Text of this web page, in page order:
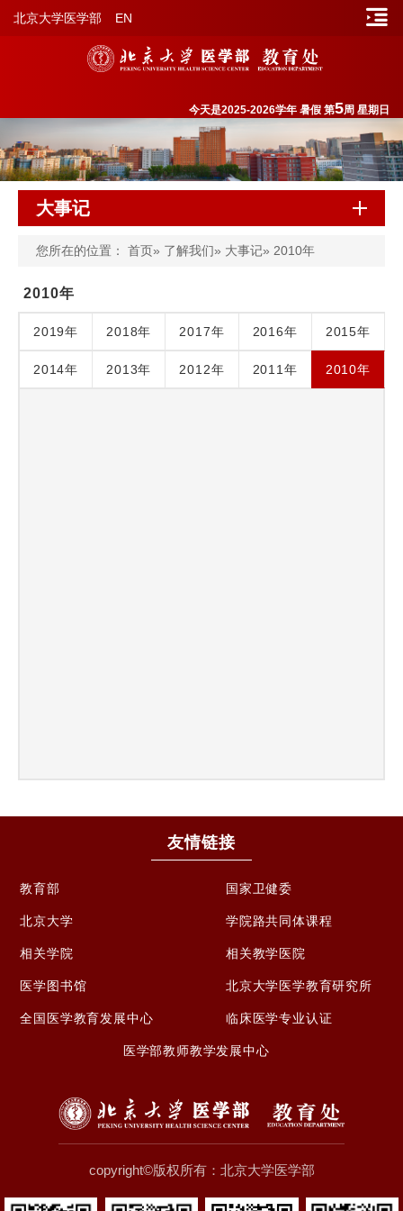
北京大学医学部 EN
今天是2025-2026学年 暑假 第5周 星期日
大事记
您所在的位置： 首页» 了解我们» 大事记» 2010年
2010年
2019年 2018年 2017年 2016年 2015年
2014年 2013年 2012年 2011年 2010年
友情链接
教育部 国家卫健委
北京大学 学院路共同体课程
相关学院 相关教学医院
医学图书馆 北京大学医学教育研究所
全国医学教育发展中心 临床医学专业认证
医学部教师教学发展中心
copyright©版权所有：北京大学医学部